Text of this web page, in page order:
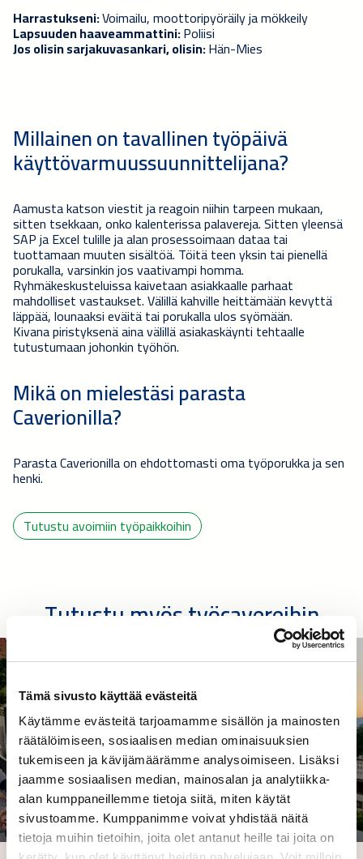
Tämä sivusto käyttää evästeitä
Käytämme evästeitä tarjoamamme sisällön ja mainosten
räätälöimiseen, sosiaalisen median ominaisuuksien
tukemiseen ja kävijämäärämme analysoimiseen. Lisäksi
jaamme sosiaalisen median, mainosalan ja analytiikka-
alan kumppaneillemme tietoja siitä, miten käytät
sivustoamme. Kumppanimme voivat yhdistää näitä
tietoja muihin tietoihin, joita olet antanut heille tai joita on
Harrastukseni:Voimailu, moottoripyöräily ja mökkeily
Lapsuuden haaveammattini:Poliisi
Jos olisin sarjakuvasankari, olisin:Hän-Mies
Millainen on tavallinen työpäivä
käyttövarmuussuunnittelijana?
Aamusta katson viestit ja reagoin niihin tarpeen mukaan,
sitten tsekkaan, onko kalenterissa palavereja. Sitten yleensä
SAP ja Excel tulille ja alan prosessoimaan dataa tai
tuottamaan muuten sisältöä. Töitä teen yksin tai pienellä
porukalla, varsinkin jos vaativampi homma.
Ryhmäkeskusteluissa kaivetaan asiakkaalle parhaat
mahdolliset vastaukset. Välillä kahville heittämään kevyttä
läppää, lounaaksi eväitä tai porukalla ulos syömään.
Kivana piristyksenä aina välillä asiakaskäynti tehtaalle
tutustumaan johonkin työhön.
Mikä on mielestäsi parasta
Caverionilla?
Parasta Caverionilla on ehdottomasti oma työporukka ja sen
henki.
Tutustu avoimiin työpaikkoihin
Tutustu myös työcavereihin